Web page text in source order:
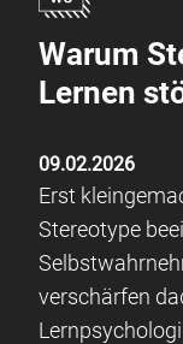
Warum
Lernen
09.02.2026
Erst
Stereotype
verschärfen